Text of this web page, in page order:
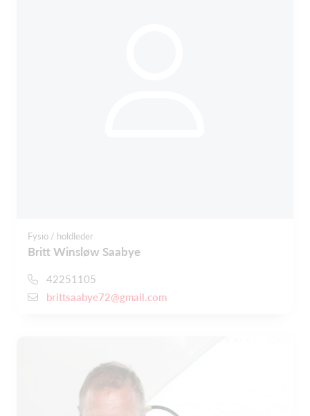
Fysio / holdleder
Britt Winsløw Saabye
42251105
brittsaabye72@gmail.com